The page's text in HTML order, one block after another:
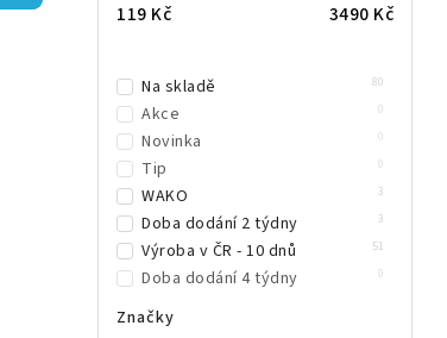
119 Kč 3490 Kč
Na skladě 80
Akce 0
Novinka 0
Tip 0
WAKO 3
Doba dodání 2 týdny 3
Výroba v ČR - 10 dnů 51
Doba dodání 4 týdny 0
Značky